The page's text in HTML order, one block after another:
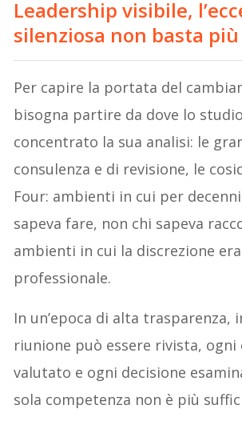
Leadership visibile,
silenziosa non basta più
Per capire la portata del
bisogna partire da dove lo
concentrato la sua analisi: le
consulenza e di revisione, le
Four: ambienti in cui per
sapeva fare, non chi sapeva
ambienti in cui la discrezione
professionale.
In un’epoca di alta trasparenza,
riunione può essere rivista, ogni
valutato e ogni decisione
sola competenza non è più